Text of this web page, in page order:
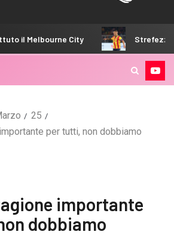
City Strefezza sull’arrivo a
25
per tutti, non dobbiamo
importante
dobbiamo